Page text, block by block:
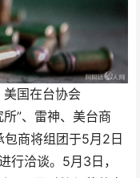
国在台协会
”、雷神、美台商
商将组团于5月2日
行洽谈。5月3日，